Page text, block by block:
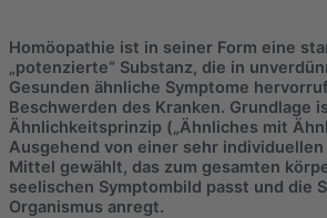
Homöopathie ist in seiner Form eine
„potenzierte“ Substanz, die in
Gesunden ähnliche Symptome
Beschwerden des Kranken. Grundlage
Ähnlichkeitsprinzip („Ähnliches mit
Ausgehend von einer sehr
Mittel gewählt, das zum gesamten
seelischen Symptombild passt und die
Organismus anregt.